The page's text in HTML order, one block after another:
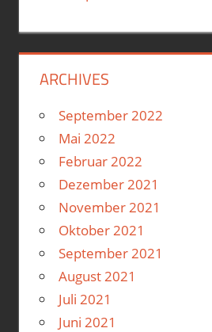
ARCHIVES
September 2022
Mai 2022
Februar 2022
Dezember 2021
November 2021
Oktober 2021
September 2021
August 2021
Juli 2021
Juni 2021